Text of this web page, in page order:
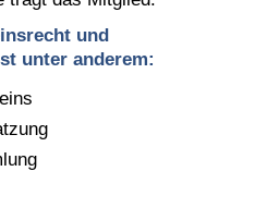
und
unter anderem: